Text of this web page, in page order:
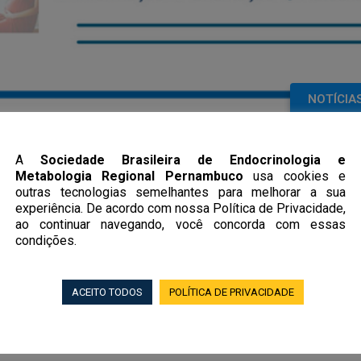
encerramento da campanha de uma semana inteira dedicada
9h às 22h no shopping RioMar Recife, no térreo, perto da
sobre formas de tratamento e de autoexame desta
pessoas desde a fase fetal, podendo apresentar deficiências
e outras doenças, devendo ser procurado sempre o
A Sociedade Brasileira de Endocrinologia e
Metabologia Regional Pernambuco usa cookies e
outras tecnologias semelhantes para melhorar a sua
experiência. De acordo com nossa Política de Privacidade,
ao continuar navegando, você concorda com essas
condições.
ACEITO TODOS POLÍTICA DE PRIVACIDADE